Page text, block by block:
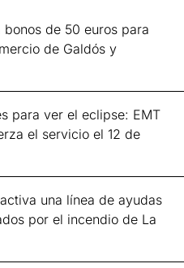
bonos de 50 euros para
de Galdós y
para ver el eclipse: EMT
el servicio el 12 de
una línea de ayudas
por el incendio de La